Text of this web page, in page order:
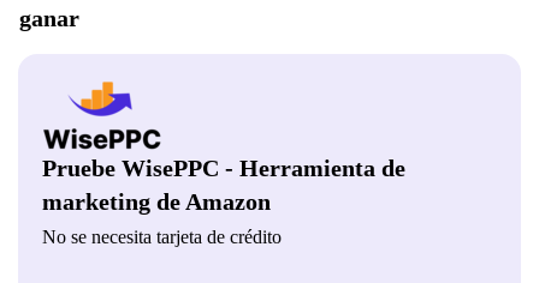
ganar
Pruebe WisePPC - Herramienta de
marketing de Amazon
No se necesita tarjeta de crédito